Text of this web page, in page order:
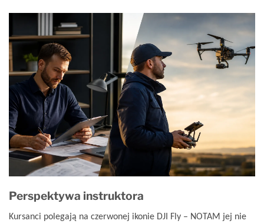
Perspektywa instruktora
Kursanci polegają na czerwonej ikonie DJI Fly – NOTAM jej nie